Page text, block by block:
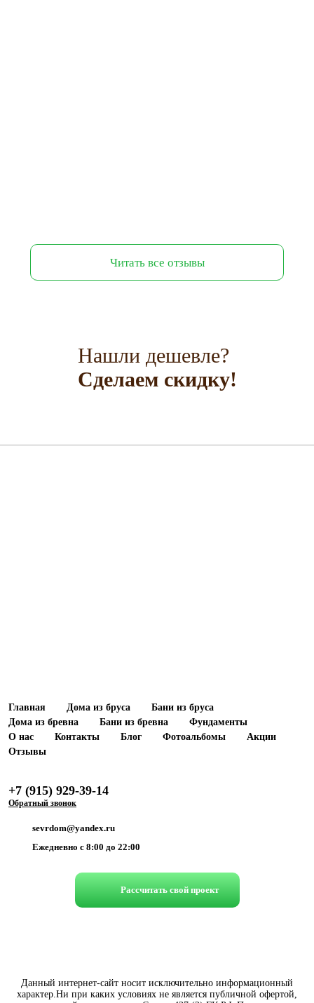
Читать все отзывы
Нашли дешевле?
Сделаем скидку!
Главная Дома из бруса
Бани из бруса
Дома из бревна
Бани из бревна
Фундаменты
О нас
Контакты Блог Фотоальбомы
Акции
Отзывы
+7 (915) 929-39-14
Обратный звонок
Рассчитать свой проект
sevrdom@yandex.ru
Ежедневно c 8:00 до 22:00
Данный интернет-сайт носит исключительно информационный
характер.Ни при каких условиях не является публичной офертой,